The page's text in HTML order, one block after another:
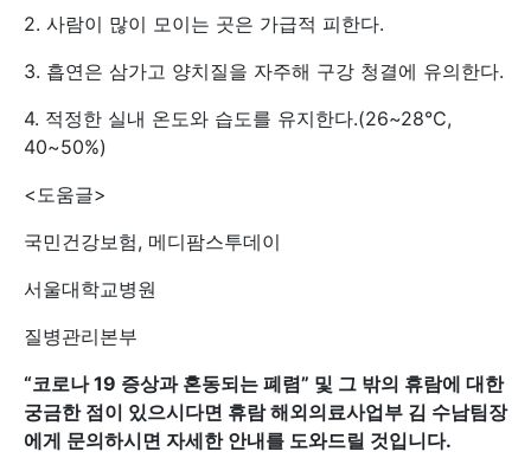
2. 사람이 많이 모이는 곳은 가급적 피한다.
3. 흡연은 삼가고 양치질을 자주해 구강 청결에 유의한다.
4. 적정한 실내 온도와 습도를 유지한다.(26~28℃,
40~50%)
<도움글>
국민건강보험, 메디팜스투데이
서울대학교병원
질병관리본부
“코로나 19 증상과 혼동되는 폐렴” 및 그 밖의 휴람에 대한
궁금한 점이 있으시다면 휴람 해외의료사업부 김 수남팀장
에게 문의하시면 자세한 안내를 도와드릴 것입니다.